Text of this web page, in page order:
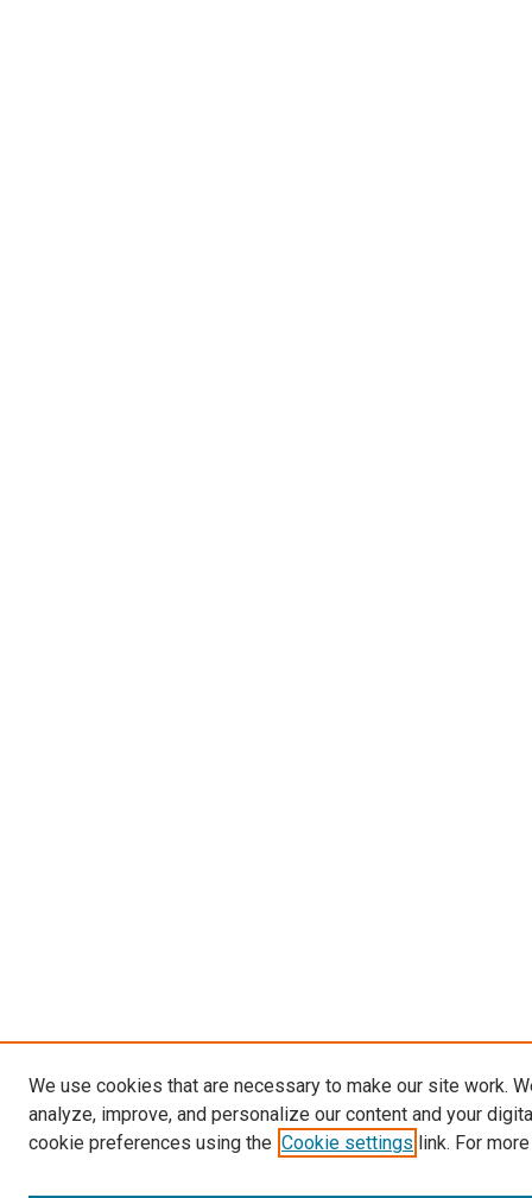
We use cookies that are necessary to make our site work.
analyze, improve, and personalize our content and your
cookie preferences using the Cookie settings link. For